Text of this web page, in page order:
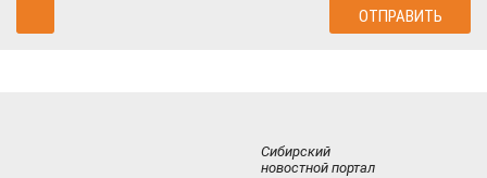
Сибирский
новостной портал